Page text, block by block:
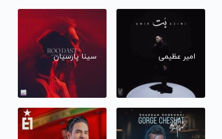
امیر عظیمی سینا پارسیان